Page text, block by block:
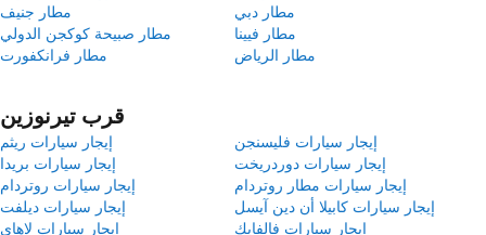
مطار جنيف
مطار دبي
مطار صبيحة كوكجن الدولي
مطار فيينا
مطار فرانكفورت
مطار الرياض
قرب تيرنوزين
إيجار سيارات ريثم
إيجار سيارات فليسنجن
إيجار سيارات بريدا
إيجار سيارات دوردريخت
إيجار سيارات روتردام
إيجار سيارات مطار روتردام
إيجار سيارات ديلفت
إيجار سيارات كابيلا أن دين آيسل
إيجار سيارات لاهاي
إيجار سيارات فالفايك